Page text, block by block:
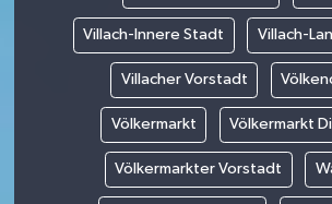
Villach-Innere Stadt Villach-
Villacher Vorstadt
Völkermarkt Völkermarkt
Völkermarkter Vorstadt